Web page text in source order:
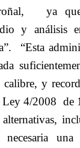
ya
y análisis
“Esta
calibre, y
Ley 4/2008 de
necesaria